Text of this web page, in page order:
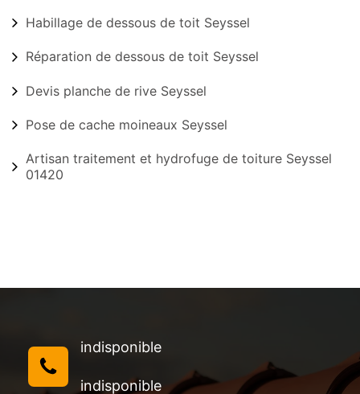
Habillage de dessous de toit Seyssel
Réparation de dessous de toit Seyssel
Devis planche de rive Seyssel
Pose de cache moineaux Seyssel
Artisan traitement et hydrofuge de toiture Seyssel
01420
indisponible
indisponible